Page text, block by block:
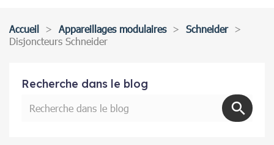
Accueil Appareillages modulaires
Schneider
Disjoncteurs Schneider
Recherche dans le blog